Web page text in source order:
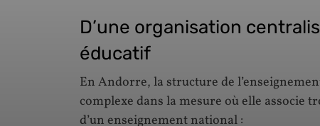
D’une organisation
éducatif
En Andorre, la structure de
complexe dans la mesure où elle associe
d’un enseignement national :